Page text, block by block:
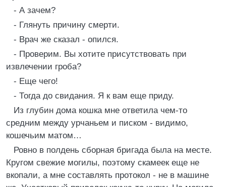
- А зачем?
- Глянуть причину смерти.
- Врач же сказал - опился.
- Проверим. Вы хотите присутствовать при
извлечении гроба?
- Еще чего!
- Тогда до свидания. Я к вам еще приду.
Из глубин дома кошка мне ответила чем-то
средним между урчаньем и писком - видимо,
кошечьим матом…
Ровно в полдень сборная бригада была на месте.
Кругом свежие могилы, поэтому скамеек еще не
вкопали, а мне составлять протокол - не в машине